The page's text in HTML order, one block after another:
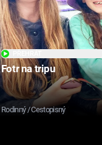
Fotr na tripu
Rodinný / Cestopisný